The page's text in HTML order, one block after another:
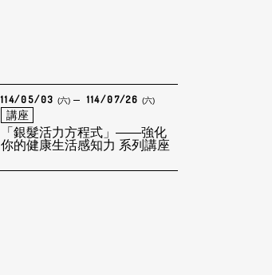
114/05/03 (六) 114/07/26 (六)
講座
「銀髮活力方程式」——強化
你的健康生活感知力 系列講座